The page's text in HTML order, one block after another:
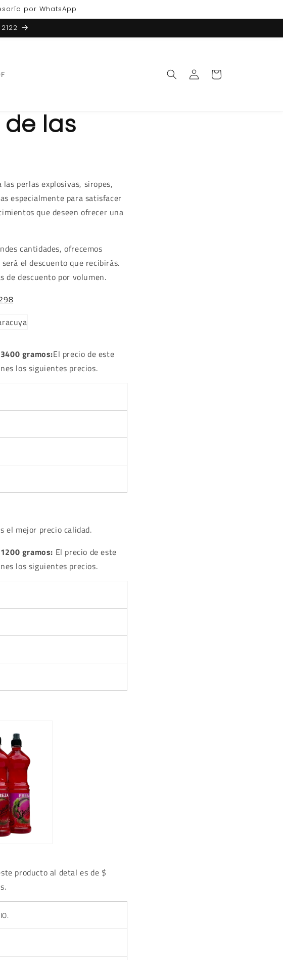
por WhatsApp
Iniciar
sesión
Carrito
las
perlas explosivas, siropes,
especialmente para satisfacer
que deseen ofrecer una
cantidades, ofrecemos
el descuento que recibirás.
de descuento por volumen.
gramos:El precio de este
los siguientes precios.
el mejor precio calidad.
gramos: El precio de este
los siguientes precios.
producto al detal es de $